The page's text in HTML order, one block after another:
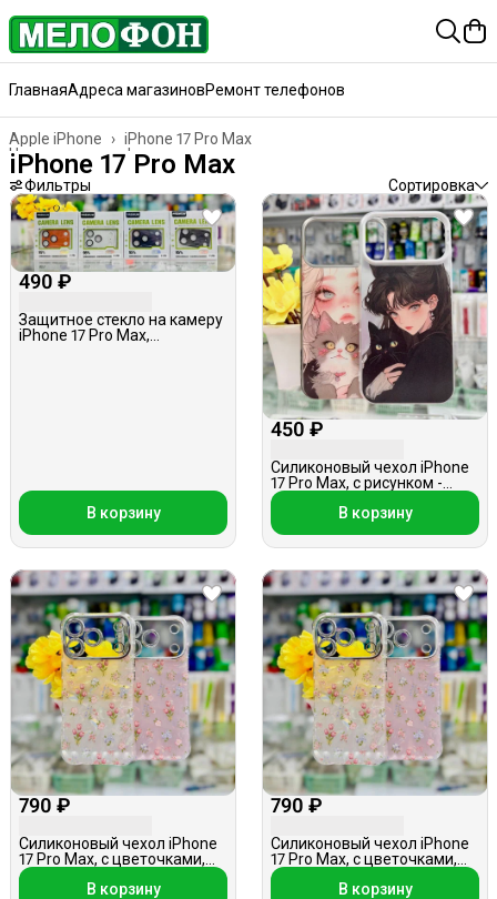
ГлавнаяАдреса магазиновРемонт телефонов
iPhone 17 Pro Max
Apple iPhone
›
Чехлы для телефонов и планшетов
Чехлы для телефонов, планшетов, наушников
Главная ›
iPhone 17 Pro Max
Фильтры Сортировка
490 ₽
Защитное стекло на камеру
iPhone 17 Pro Max,
В корзину
450 ₽
Силиконовый чехол iPhone
17 Pro Max, с рисунком -
девочка с кошкой, в
ассортиментеВ корзину
790 ₽
Силиконовый чехол iPhone
17 Pro Max, с цветочками,
белый кварц
В корзину
790 ₽
Силиконовый чехол iPhone
17 Pro Max, с цветочками,
розовый кварц
В корзину